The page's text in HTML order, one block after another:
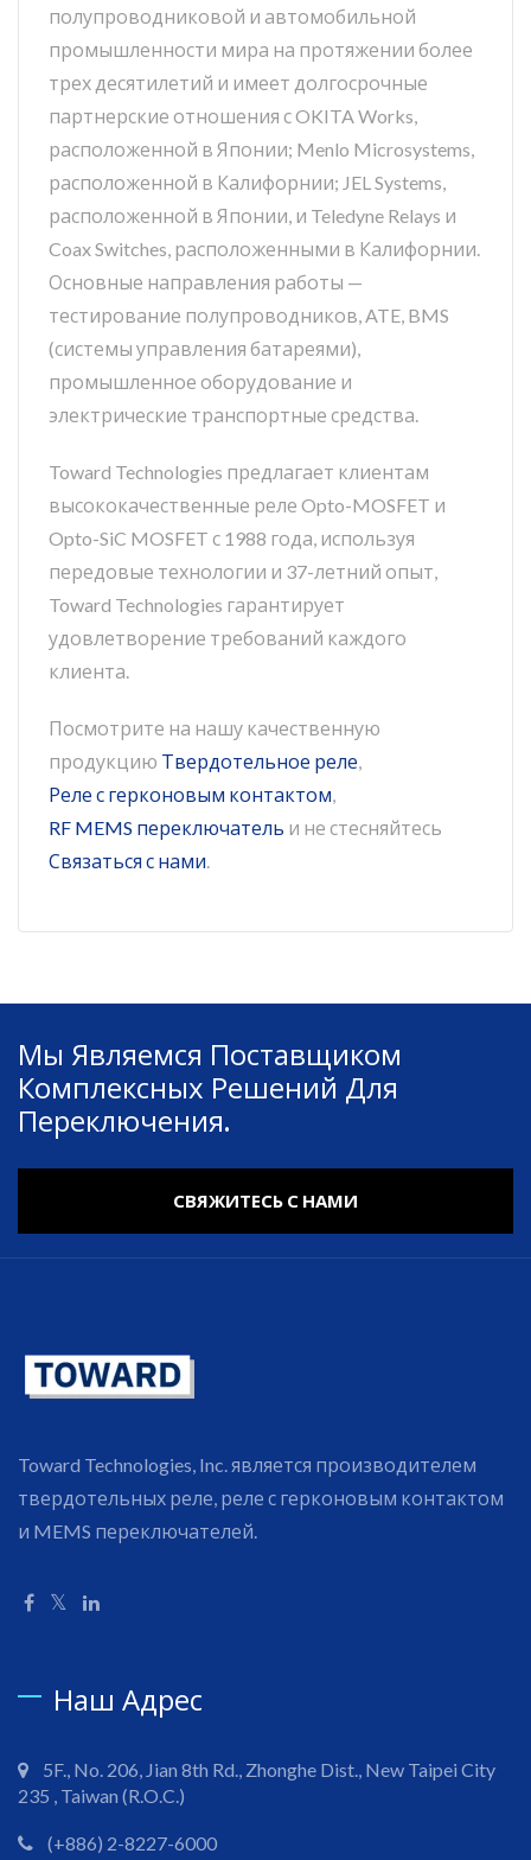
полупроводниковой и автомобильной
промышленности мира на протяжении более
трех десятилетий и имеет долгосрочные
партнерские отношения с OKITA Works,
расположенной в Японии; Menlo Microsystems,
расположенной в Калифорнии; JEL Systems,
расположенной в Японии, и Teledyne Relays и
Coax Switches, расположенными в Калифорнии.
Основные направления работы —
тестирование полупроводников, ATE, BMS
(системы управления батареями),
промышленное оборудование и
электрические транспортные средства.
Toward Technologies предлагает клиентам
высококачественные реле Opto-MOSFET и
Opto-SiC MOSFET с 1988 года, используя
передовые технологии и 37-летний опыт,
Toward Technologies гарантирует
удовлетворение требований каждого
клиента.
Посмотрите на нашу качественную
продукцию Твердотельное реле,
Реле с герконовым контактом,
RF MEMS переключатель и не стесняйтесь
Связаться с нами.
Мы Являемся Поставщиком
Комплексных Решений Для
Переключения.
СВЯЖИТЕСЬ С НАМИ
Toward Technologies, Inc. является производителем
твердотельных реле, реле с герконовым контактом
и MEMS переключателей.
Наш Адрес
5F., No. 206, Jian 8th Rd., Zhonghe Dist., New Taipei City
235 , Taiwan (R.O.C.)
(+886) 2-8227-6000